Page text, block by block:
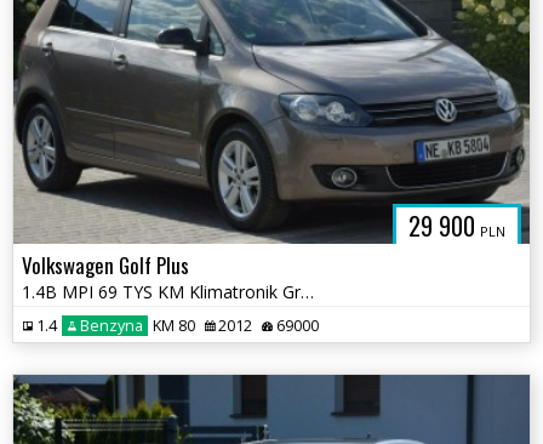
29 900 PLN
Volkswagen Golf Plus
1.4B MPI 69 TYS KM Klimatronik Grzane Fotele Sprowadzony
1.4 Benzyna KM 80 2012 69000